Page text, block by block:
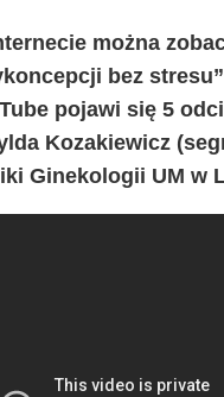
można
bez
pojawi się 5
Kozakiewicz
Ginekologii UM w